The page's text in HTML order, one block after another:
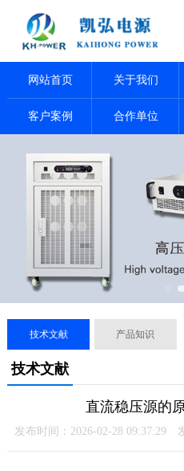
网站首页 关于我们
客户案例 合作单位
技术文献 产品知识
技术文献
直流稳压源的
发布时间：2026-02-28 09:37:29